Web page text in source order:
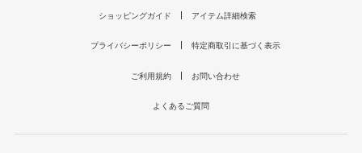
ショッピングガイド アイテム詳細検索
プライバシーポリシー 特定商取引に基づく表示
ご利用規約 お問い合わせ
よくあるご質問